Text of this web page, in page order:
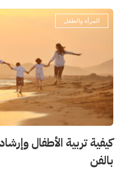
المرأة والطفل
كيفية تربية الأطفال
بالفن